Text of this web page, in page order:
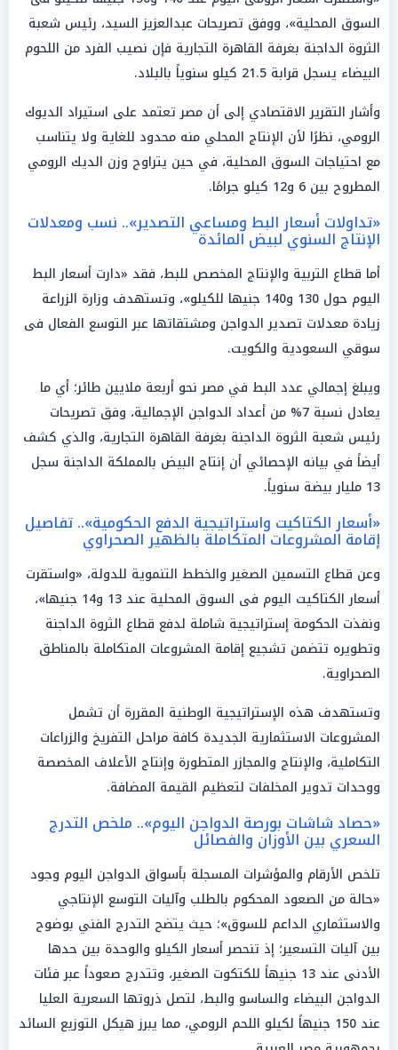
السوق المحلية»، ووفق تصريحات عبدالعزيز السيد، رئيس شعبة
الثروة الداجنة بغرفة القاهرة التجارية فإن نصيب الفرد من اللحوم
البيضاء يسجل قرابة 21.5 كيلو سنوياً بالبلاد.
وأشار التقرير الاقتصادي إلى أن مصر تعتمد على استيراد الديوك
الرومي، نظرًا لأن الإنتاج المحلي منه محدود للغاية ولا يتناسب
مع احتياجات السوق المحلية، في حين يتراوح وزن الديك الرومي
المطروح بين 6 و12 كيلو جرامًا.
«تداولات أسعار البط ومساعي التصدير».. نسب ومعدلات
الإنتاج السنوي لبيض المائدة
أما قطاع التربية والإنتاج المخصص للبط، فقد «دارت أسعار البط
اليوم حول 130 و140 جنيها للكيلو»، وتستهدف وزارة الزراعة
زيادة معدلات تصدير الدواجن ومشتقاتها عبر التوسع الفعال فى
سوقي السعودية والكويت.
ويبلغ إجمالي عدد البط في مصر نحو أربعة ملايين طائر؛ أي ما
يعادل نسبة 7% من أعداد الدواجن الإجمالية، وفق تصريحات
رئيس شعبة الثروة الداجنة بغرفة القاهرة التجارية، والذي كشف
أيضاً في بيانه الإحصائي أن إنتاج البيض بالمملكة الداجنة سجل
13 مليار بيضة سنوياً.
«أسعار الكتاكيت واستراتيجية الدفع الحكومية».. تفاصيل
إقامة المشروعات المتكاملة بالظهير الصحراوي
وعن قطاع التسمين الصغير والخطط التنموية للدولة، «واستقرت
أسعار الكتاكيت اليوم فى السوق المحلية عند 13 و14 جنيها»،
ونفذت الحكومة إستراتيجية شاملة لدفع قطاع الثروة الداجنة
وتطويره تتضمن تشجيع إقامة المشروعات المتكاملة بالمناطق
الصحراوية.
وتستهدف هذه الإستراتيجية الوطنية المقررة أن تشمل
المشروعات الاستثمارية الجديدة كافة مراحل التفريخ والزراعات
التكاملية، والإنتاج والمجازر المتطورة وإنتاج الأعلاف المخصصة
ووحدات تدوير المخلفات لتعظيم القيمة المضافة.
«حصاد شاشات بورصة الدواجن اليوم».. ملخص التدرج
السعري بين الأوزان والفصائل
تلخص الأرقام والمؤشرات المسجلة بأسواق الدواجن اليوم وجود
«حالة من الصعود المحكوم بالطلب وآليات التوسع الإنتاجي
والاستثماري الداعم للسوق»؛ حيث يتضح التدرج الفني بوضوح
بين آليات التسعير؛ إذ تنحصر أسعار الكيلو والوحدة بين حدها
الأدنى عند 13 جنيهاً للكتكوت الصغير، وتتدرج صعوداً عبر فئات
الدواجن البيضاء والساسو والبط، لتصل ذروتها السعرية العليا
عند 150 جنيهاً لكيلو اللحم الرومي، مما يبرز هيكل التوزيع السائد